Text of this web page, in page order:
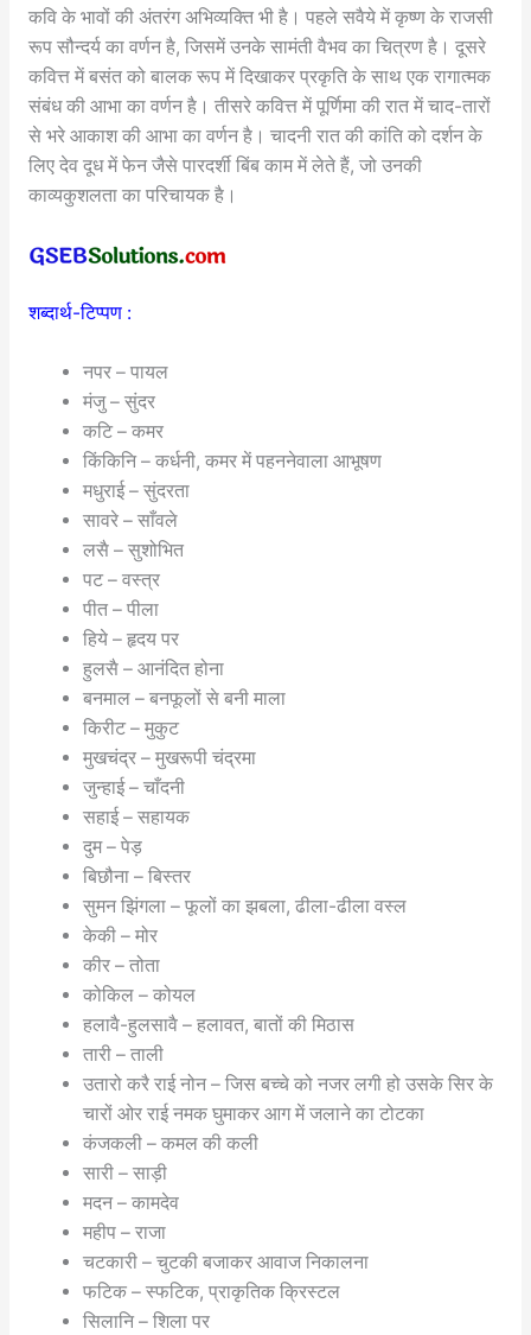
कवि के भावों की अंतरंग अभिव्यक्ति भी है। पहले सवैये में कृष्ण के राजसी
रूप सौन्दर्य का वर्णन है, जिसमें उनके सामंती वैभव का चित्रण है। दूसरे
कवित्त में बसंत को बालक रूप में दिखाकर प्रकृति के साथ एक रागात्मक
संबंध की आभा का वर्णन है। तीसरे कवित्त में पूर्णिमा की रात में चाद-तारों
से भरे आकाश की आभा का वर्णन है। चादनी रात की कांति को दर्शन के
लिए देव दूध में फेन जैसे पारदर्शी बिंब काम में लेते हैं, जो उनकी
काव्यकुशलता का परिचायक है।
शब्दार्थ-टिप्पण :
नपर – पायल
मंजु – सुंदर
कटि – कमर
किंकिनि – कर्धनी, कमर में पहननेवाला आभूषण
मधुराई – सुंदरता
सावरे – साँवले
लसै – सुशोभित
पट – वस्त्र
पीत – पीला
हिये – हृदय पर
हुलसै – आनंदित होना
बनमाल – बनफूलों से बनी माला
किरीट – मुकुट
मुखचंद्र – मुखरूपी चंद्रमा
जुन्हाई – चाँदनी
सहाई – सहायक
दुम – पेड़
बिछौना – बिस्तर
सुमन झिंगला – फूलों का झबला, ढीला-ढीला वस्ल
केकी – मोर
कीर – तोता
कोकिल – कोयल
हलावै-हुलसावै – हलावत, बातों की मिठास
तारी – ताली
उतारो करै राई नोन – जिस बच्चे को नजर लगी हो उसके सिर के
चारों ओर राई नमक घुमाकर आग में जलाने का टोटका
कंजकली – कमल की कली
सारी – साड़ी
मदन – कामदेव
महीप – राजा
चटकारी – चुटकी बजाकर आवाज निकालना
फटिक – स्फटिक, प्राकृतिक क्रिस्टल
सिलानि – शिला पर